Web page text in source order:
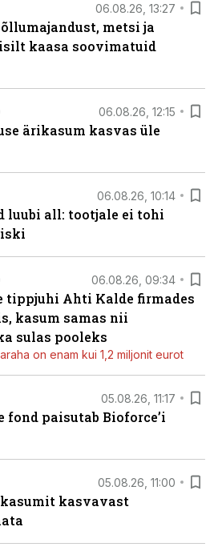
06.08.26, 13:27
metsi ja
kaasa soovimatuid
06.08.26, 12:15
ärikasum kasvas üle
06.08.26, 10:14
luubi all: tootjale ei tohi
06.08.26, 09:34
tippjuhi Ahti Kalde firmades
kasum samas nii
sulas pooleks
on enam kui 1,2 miljonit eurot
05.08.26, 11:17
fond paisutab Bioforce’i
05.08.26, 11:00
kasvavast